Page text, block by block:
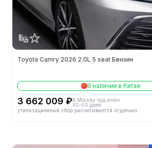
Минимальный дорожный просвет (мм)
Способ открытия дверей
Тип кузова
Двигатели
Конфигурация цилиндров
Toyota Camry 2026 2.0L 5 seat Бензин
В наличии в Китае
3 662 009 ₽В Москву под ключ
30-60 дней
утилизационный сбор расчитывается отдельно